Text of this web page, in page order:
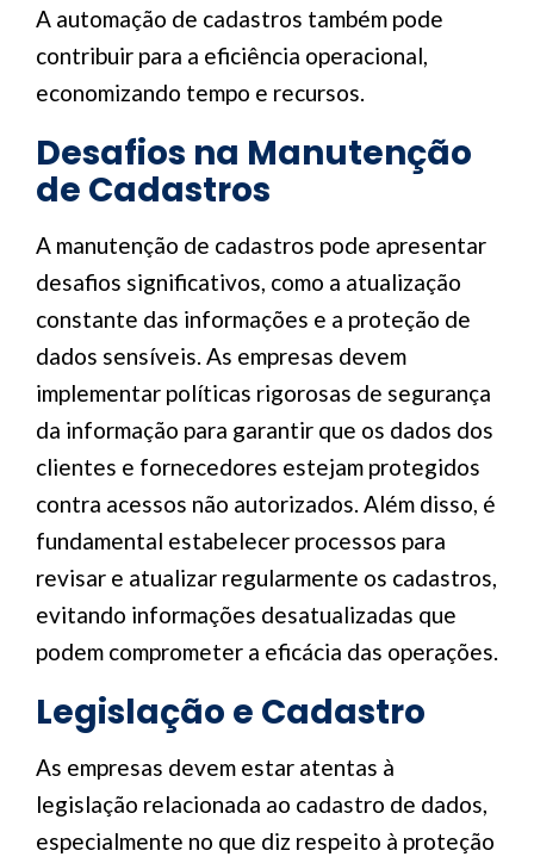
A automação de cadastros também pode
contribuir para a eficiência operacional,
economizando tempo e recursos.
Desafios na Manutenção
de Cadastros
A manutenção de cadastros pode apresentar
desafios significativos, como a atualização
constante das informações e a proteção de
dados sensíveis. As empresas devem
implementar políticas rigorosas de segurança
da informação para garantir que os dados dos
clientes e fornecedores estejam protegidos
contra acessos não autorizados. Além disso, é
fundamental estabelecer processos para
revisar e atualizar regularmente os cadastros,
evitando informações desatualizadas que
podem comprometer a eficácia das operações.
Legislação e Cadastro
As empresas devem estar atentas à
legislação relacionada ao cadastro de dados,
especialmente no que diz respeito à proteção